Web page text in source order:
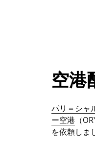
空港
パリ＝シャ
ー空港 （
を依頼しま